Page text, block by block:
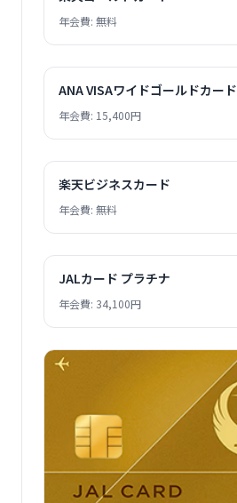
年会費: 無料
ANA VISAワイドゴールドカード
年会費: 15,400円
楽天ビジネスカード
年会費: 無料
JALカード プラチナ
年会費: 34,100円